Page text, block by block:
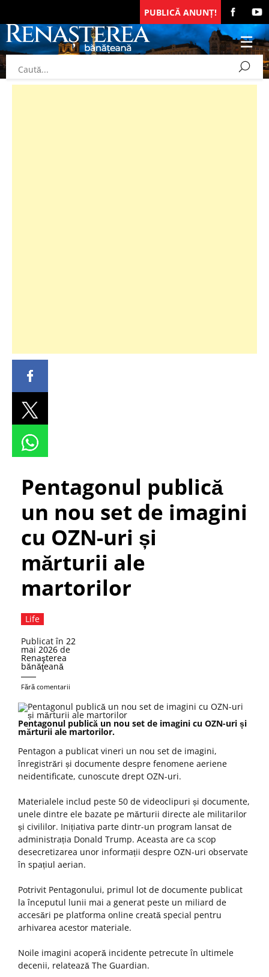
PUBLICĂ ANUNȚ!
Pentagonul publică
un nou set de imagini
cu OZN-uri și
mărturii ale
martorilor
Life
Publicat în 22
mai 2026 de
Renaşterea
bănăţeană
Fără comentarii
Pentagonul publică un nou set de imagini cu OZN-uri și
mărturii ale martorilor.
Pentagon a publicat vineri un nou set de imagini,
înregistrări și documente despre fenomene aeriene
neidentificate, cunoscute drept OZN-uri.
Materialele includ peste 50 de videoclipuri și documente,
unele dintre ele bazate pe mărturii directe ale militarilor
și civililor. Inițiativa parte dintr-un program lansat de
administrația Donald Trump. Aceasta are ca scop
desecretizarea unor informații despre OZN-uri observate
în spațiul aerian.
Potrivit Pentagonului, primul lot de documente publicat
la începutul lunii mai a generat peste un miliard de
accesări pe platforma online creată special pentru
arhivarea acestor materiale.
Noile imagini acoperă incidente petrecute în ultimele
decenii, relatează The Guardian.